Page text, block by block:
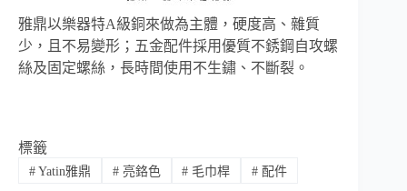
雅鼎以樂器特A級銅來做為主體，硬度高、雜質
少，且不易變形；五金配件採用優質不銹鋼自攻螺
絲及固定螺絲，長時間使用不生鏽、不斷裂。
標籤
#Yatin雅鼎 #亮鉻色 # 毛巾桿 # 配件